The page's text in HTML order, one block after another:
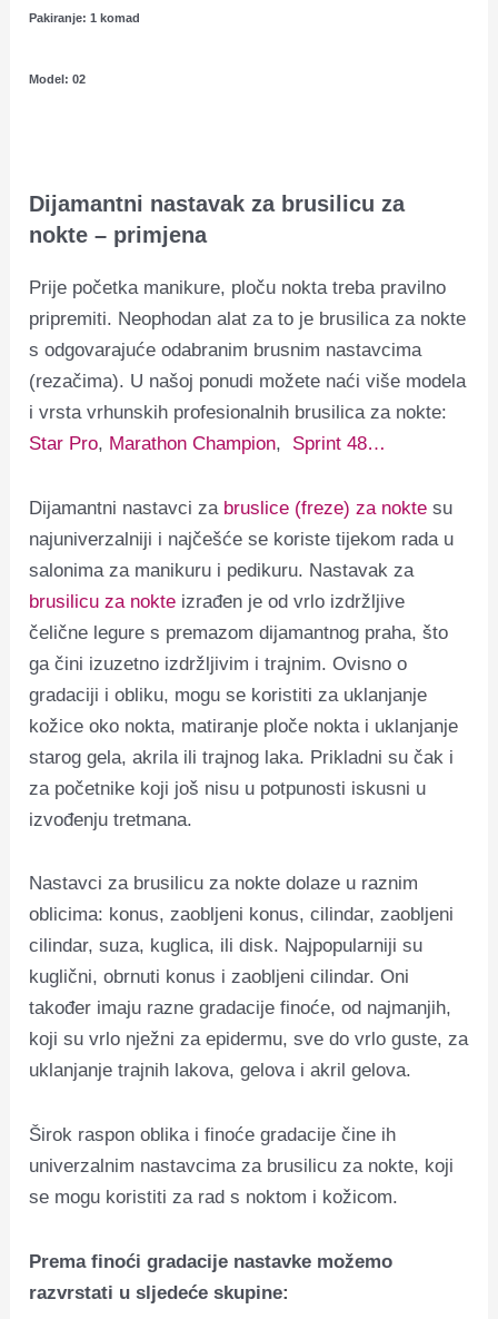
Pakiranje: 1 komad
Model: 02
Dijamantni nastavak za brusilicu za
nokte – primjena
Prije početka manikure, ploču nokta treba pravilno
pripremiti. Neophodan alat za to je brusilica za nokte
s odgovarajuće odabranim brusnim nastavcima
(rezačima). U našoj ponudi možete naći više modela
i vrsta vrhunskih profesionalnih brusilica za nokte:
Star Pro, Marathon Champion, Sprint 48…
Dijamantni nastavci za bruslice (freze) za nokte su
najuniverzalniji i najčešće se koriste tijekom rada u
salonima za manikuru i pedikuru. Nastavak za
brusilicu za nokte izrađen je od vrlo izdržljive
čelične legure s premazom dijamantnog praha, što
ga čini izuzetno izdržljivim i trajnim. Ovisno o
gradaciji i obliku, mogu se koristiti za uklanjanje
kožice oko nokta, matiranje ploče nokta i uklanjanje
starog gela, akrila ili trajnog laka. Prikladni su čak i
za početnike koji još nisu u potpunosti iskusni u
izvođenju tretmana.
Nastavci za brusilicu za nokte dolaze u raznim
oblicima: konus, zaobljeni konus, cilindar, zaobljeni
cilindar, suza, kuglica, ili disk. Najpopularniji su
kuglični, obrnuti konus i zaobljeni cilindar. Oni
također imaju razne gradacije finoće, od najmanjih,
koji su vrlo nježni za epidermu, sve do vrlo guste, za
uklanjanje trajnih lakova, gelova i akril gelova.
Širok raspon oblika i finoće gradacije čine ih
univerzalnim nastavcima za brusilicu za nokte, koji
se mogu koristiti za rad s noktom i kožicom.
Prema finoći gradacije nastavke možemo
razvrstati u sljedeće skupine: